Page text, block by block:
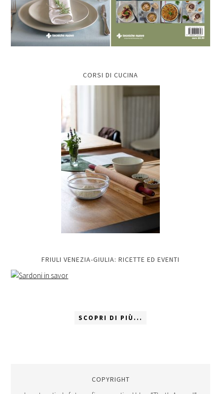
CORSI DI CUCINA
FRIULI VENEZIA-GIULIA: RICETTE ED EVENTI
SCOPRI DI PIÙ...
COPYRIGHT